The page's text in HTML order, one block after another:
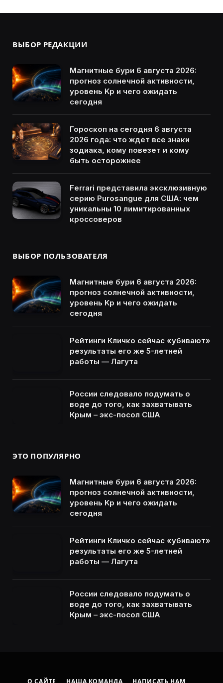
ВЫБОР РЕДАКЦИИ
Магнитные бури 6 августа 2026:
прогноз солнечной активности,
уровень Kp и чего ожидать
сегодня
Гороскоп на сегодня 6 августа
2026 года: что ждет все знаки
зодиака, кому повезет и кому
быть осторожнее
Ferrari представила эксклюзивную
серию Purosangue для США: чем
уникальны 10 лимитированных
кроссоверов
ВЫБОР ПОЛЬЗОВАТЕЛЯ
Магнитные бури 6 августа 2026:
прогноз солнечной активности,
уровень Kp и чего ожидать
сегодня
Рейтинги Кличко сейчас «убивают»
результаты его же 5-летней
работы — Лагута
России следовало подумать о
воде до того, как захватывать
Крым – экс-посол США
ЭТО ПОПУЛЯРНО
Магнитные бури 6 августа 2026:
прогноз солнечной активности,
уровень Kp и чего ожидать
сегодня
Рейтинги Кличко сейчас «убивают»
результаты его же 5-летней
работы — Лагута
России следовало подумать о
воде до того, как захватывать
Крым – экс-посол США
О САЙТЕ НАША КОМАНДА НАПИСАТЬ НАМ